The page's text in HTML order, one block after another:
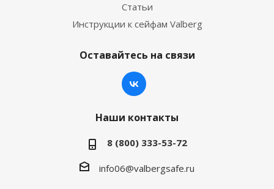
Статьи
Инструкции к сейфам Valberg
Оставайтесь на связи
Наши контакты
8 (800) 333-53-72
info06@valbergsafe.ru